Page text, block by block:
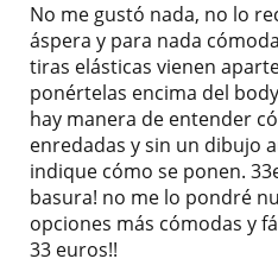
No me gustó nada, no lo
áspera y para nada
tiras elásticas vienen
ponértelas encima del
hay manera de entender
enredadas y sin un dibujo
indique cómo se ponen.
basura! no me lo pondré
opciones más cómodas y
33 euros!!